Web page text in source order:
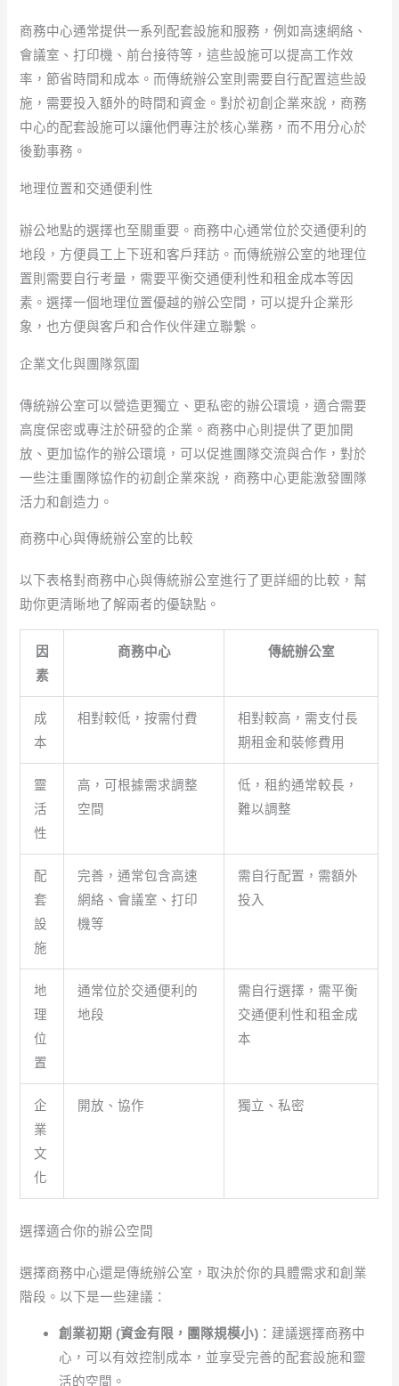
商務中心通常提供一系列配套設施和服務，例如高速網絡、
會議室、打印機、前台接待等，這些設施可以提高工作效
率，節省時間和成本。而傳統辦公室則需要自行配置這些設
施，需要投入額外的時間和資金。對於初創企業來說，商務
中心的配套設施可以讓他們專注於核心業務，而不用分心於
後勤事務。
地理位置和交通便利性
辦公地點的選擇也至關重要。商務中心通常位於交通便利的
地段，方便員工上下班和客戶拜訪。而傳統辦公室的地理位
置則需要自行考量，需要平衡交通便利性和租金成本等因
素。選擇一個地理位置優越的辦公空間，可以提升企業形
象，也方便與客戶和合作伙伴建立聯繫。
企業文化與團隊氛圍
傳統辦公室可以營造更獨立、更私密的辦公環境，適合需要
高度保密或專注於研發的企業。商務中心則提供了更加開
放、更加協作的辦公環境，可以促進團隊交流與合作，對於
一些注重團隊協作的初創企業來說，商務中心更能激發團隊
活力和創造力。
商務中心與傳統辦公室的比較
以下表格對商務中心與傳統辦公室進行了更詳細的比較，幫
助你更清晰地了解兩者的優缺點。
因
素
商務中心 傳統辦公室
成
本
相對較低，按需付費
相對較高，需支付長
期租金和裝修費用
靈
活
性
高，可根據需求調整
空間
低，租約通常較長，
難以調整
配
套
設
施
完善，通常包含高速
網絡、會議室、打印
機等
需自行配置，需額外
投入
地
理
位
置
通常位於交通便利的
地段
需自行選擇，需平衡
交通便利性和租金成
本
企
業
文
化
開放、協作 獨立、私密
選擇適合你的辦公空間
選擇商務中心還是傳統辦公室，取決於你的具體需求和創業
階段。以下是一些建議：
創業初期 (資金有限，團隊規模小) ：建議選擇商務中
心，可以有效控制成本，並享受完善的配套設施和靈
活的空間。